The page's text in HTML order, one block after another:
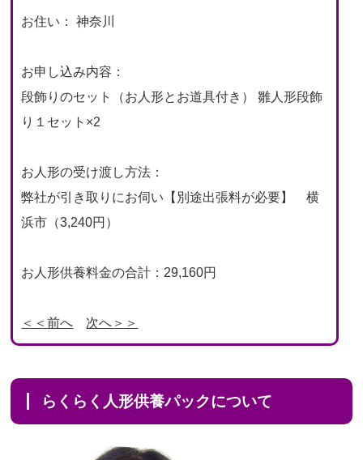
お住い： 神奈川
お申し込み内容：
段飾りのセット（お人形とお道具付き） 雛人形段飾
り１セット×2
お人形の受け渡し方法：
弊社が引き取りにお伺い【別途出張料が必要】 横
浜市（3,240円）
お人形供養料金の合計：29,160円
＜＜前へ 次へ＞＞
らくらく人形供養パックについて